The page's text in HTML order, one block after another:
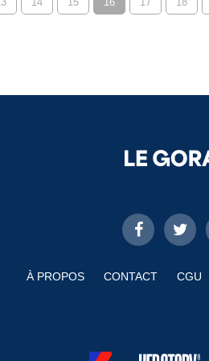
À PROPOS CONTACT CGU